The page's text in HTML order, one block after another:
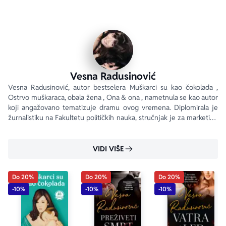
Vesna Radusinović
Vesna Radusinović, autor bestselera Muškarci su kao čokolada ,
Ostrvo muškaraca, obala žena , Ona & ona , nametnula se kao autor
koji angažovano tematizuje dramu ovog vremena. Diplomirala je
žurnalistiku na Fakultetu političkih nauka, stručnjak je za marketing
VIDI VIŠE
Do 20%
-10%
Do 20%
-10%
Do 20%
-10%